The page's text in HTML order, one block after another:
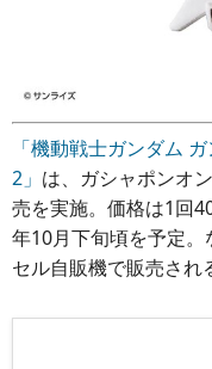
「機動戦士ガンダム
2」 は、ガシャポンオ
売を実施。価格は1回
年10月下旬頃を予定
セル自販機で販売され